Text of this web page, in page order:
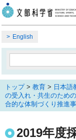
English
トップ> 教育 > 日本語
の受入れ・共生のため
合的な体制づくり推進事
2019年度